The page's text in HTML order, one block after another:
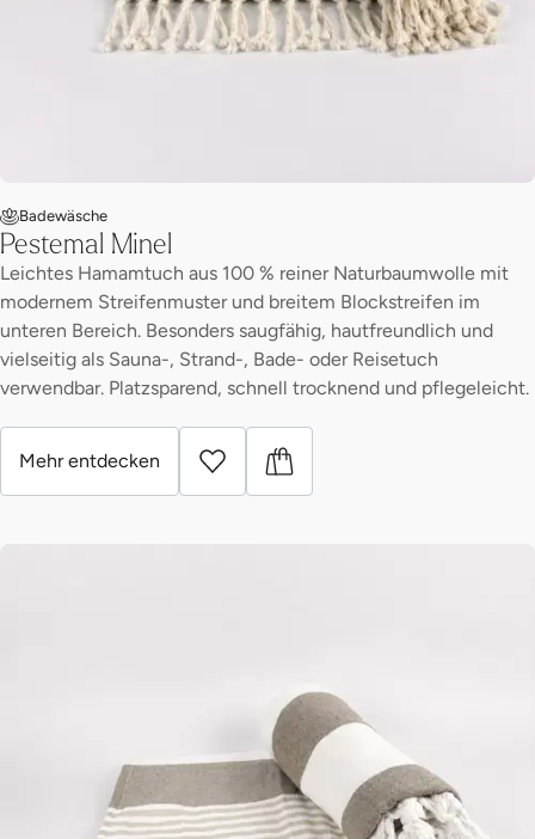
Badewäsche
Pestemal Minel
Leichtes Hamamtuch aus 100 % reiner Naturbaumwolle mit
modernem Streifenmuster und breitem Blockstreifen im
unteren Bereich. Besonders saugfähig, hautfreundlich und
vielseitig als Sauna-, Strand-, Bade- oder Reisetuch
verwendbar. Platzsparend, schnell trocknend und pflegeleicht.
Mehr entdecken